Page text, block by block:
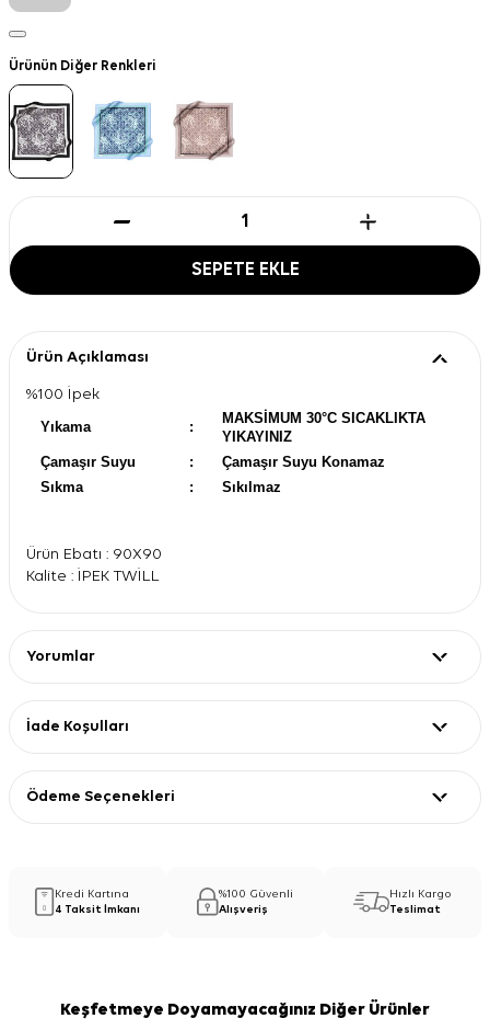
Ürünün Diğer Renkleri
SEPETE EKLE
Ürün Açıklaması
%100 İpek
Yıkama
:
MAKSİMUM 30°C SICAKLIKTA
YIKAYINIZ
Çamaşır Suyu
:
Çamaşır Suyu Konamaz
Sıkma
: Sıkılmaz
Ürün Ebatı : 90X90
Kalite : İPEK TWİLL
Yorumlar
İade Koşulları
Ödeme Seçenekleri
Kredi Kartına
4 Taksit İmkanı
%100 Güvenli
Alışveriş
Hızlı Kargo
Teslimat
Keşfetmeye Doyamayacağınız Diğer Ürünler